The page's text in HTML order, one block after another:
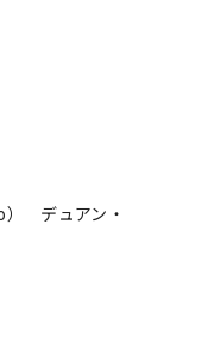
） デュアン・